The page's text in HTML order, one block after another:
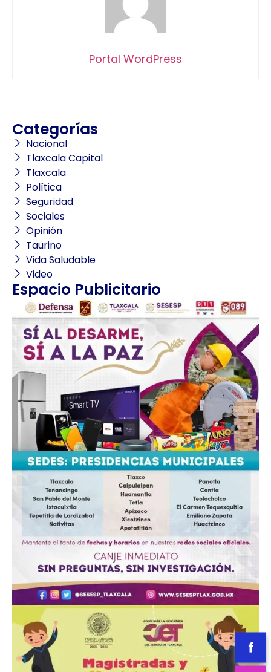
Portal WordPress
Categorías
Nacional
Tlaxcala Capital
Tlaxcala
Política
Seguridad
Sociales
Opinión
Taurino
Vida Saludable
Video
Espacio Publicitario